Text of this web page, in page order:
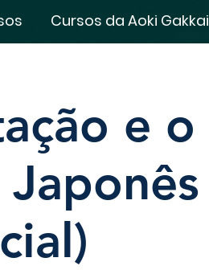
Cursos da Aoki Gakkai
e o